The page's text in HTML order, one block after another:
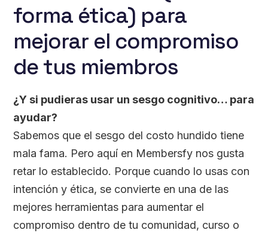
forma ética) para
mejorar el compromiso
de tus miembros
¿Y si pudieras usar un sesgo cognitivo… para
ayudar?
Sabemos que el sesgo del costo hundido tiene
mala fama. Pero aquí en Membersfy nos gusta
retar lo establecido. Porque cuando lo usas con
intención y ética, se convierte en una de las
mejores herramientas para aumentar el
compromiso dentro de tu comunidad, curso o